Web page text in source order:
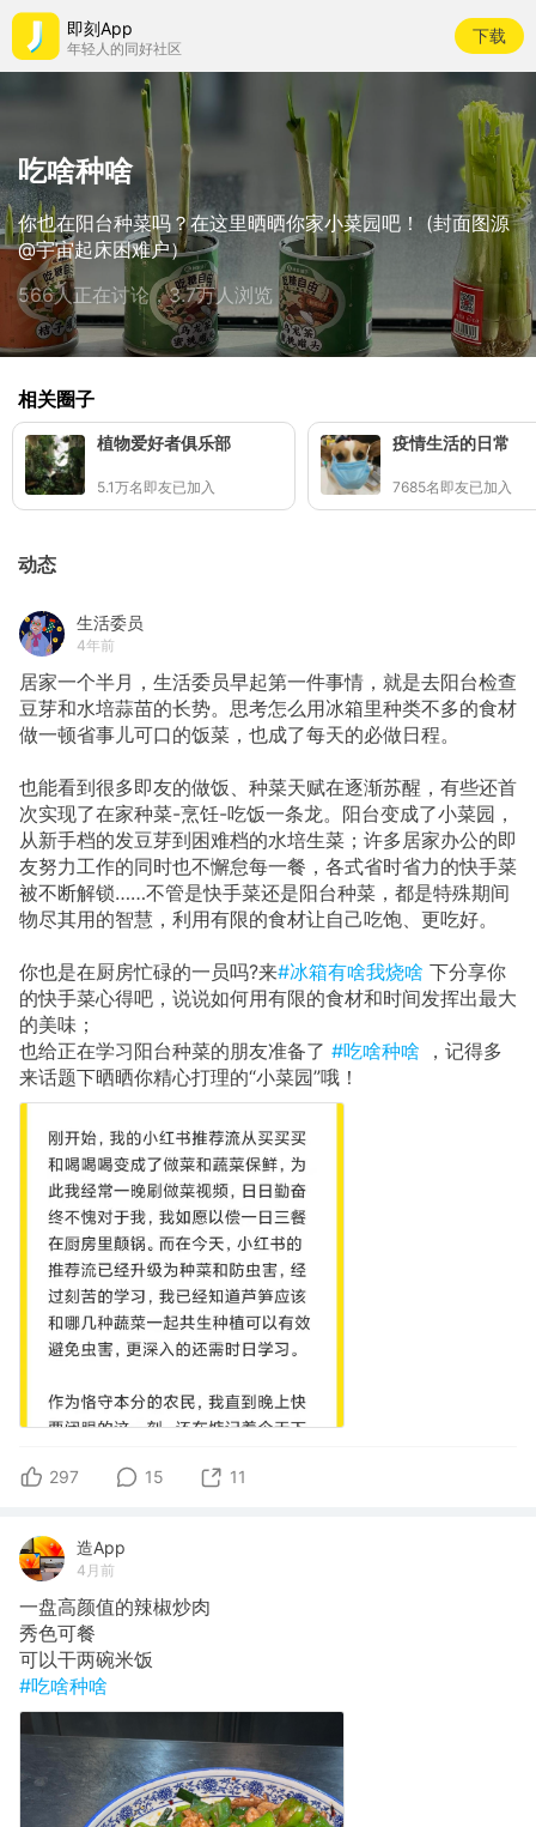
即刻App
年轻人的同好社区
下载
吃啥种啥
你也在阳台种菜吗？在这里晒晒你家小菜园吧！ (封面图源
@宇宙起床困难户）
566人正在讨论，3.7万人浏览
相关圈子
植物爱好者俱乐部
5.1万名即友已加入
疫情生活的日常
7685名即友已加入
动态
生活委员
4年前
居家一个半月，生活委员早起第一件事情，就是去阳台检查
豆芽和水培蒜苗的长势。思考怎么用冰箱里种类不多的食材
做一顿省事儿可口的饭菜，也成了每天的必做日程。
也能看到很多即友的做饭、种菜天赋在逐渐苏醒，有些还首
次实现了在家种菜-烹饪-吃饭一条龙。阳台变成了小菜园，
从新手档的发豆芽到困难档的水培生菜；许多居家办公的即
友努力工作的同时也不懈怠每一餐，各式省时省力的快手菜
被不断解锁……不管是快手菜还是阳台种菜，都是特殊期间
物尽其用的智慧，利用有限的食材让自己吃饱、更吃好。
你也是在厨房忙碌的一员吗?来#冰箱有啥我烧啥 下分享你
的快手菜心得吧，说说如何用有限的食材和时间发挥出最大
的美味；
也给正在学习阳台种菜的朋友准备了 #吃啥种啥
，记得多
来话题下晒晒你精心打理的“小菜园”哦！
297 15 11
造App
4月前
一盘高颜值的辣椒炒肉
秀色可餐
可以干两碗米饭
#吃啥种啥